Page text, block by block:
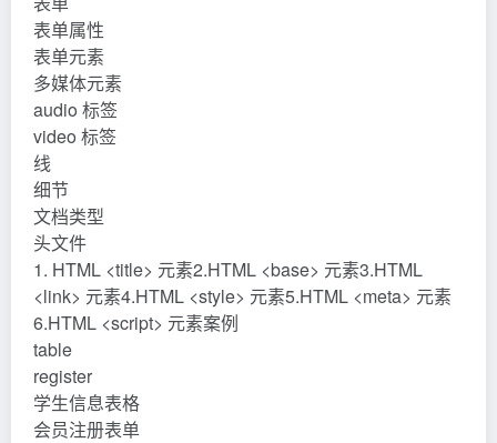
表单属性
表单元素
多媒体元素
audio 标签
video 标签
线
细节
文档类型
头文件
1. HTML <title> 元素2.HTML <base> 元素3.HTML
<link> 元素4.HTML <style> 元素5.HTML <meta> 元素
6.HTML <script> 元素案例
table
register
学生信息表格
会员注册表单